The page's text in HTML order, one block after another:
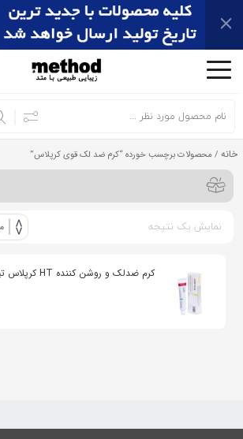
اشتراک
استفاده
از
روش‌های
زیر
می‌توانید
این
دوستان
خانه / محصولات برچسب خورده “کرم ضد لک قوی کرپلاس”
نمایش یک نتیجه
کرم ضدلک و روشن کننده HT كرپلاس تيوپي